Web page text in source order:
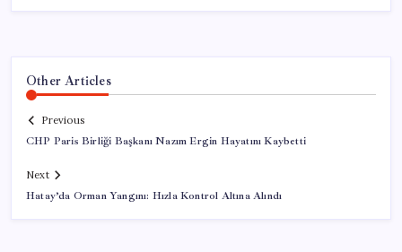
Other Articles
Previous
CHP Paris Birliği Başkanı Nazım Ergin Hayatını Kaybetti
Next
Hatay’da Orman Yangını: Hızla Kontrol Altına Alındı